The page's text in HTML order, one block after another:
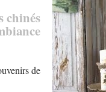
chinés
de